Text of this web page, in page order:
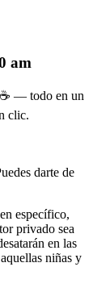
am
☕ — todo en un
clic.
darte de
específico,
privado sea
en las
niñas y